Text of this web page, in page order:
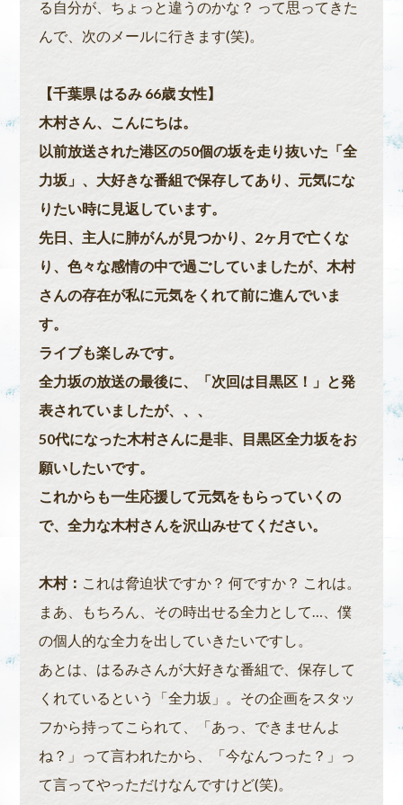
る自分が、ちょっと違うのかな？ って思ってきた
んで、次のメールに行きます(笑)。
【千葉県 はるみ 66歳 女性】
木村さん、こんにちは。
以前放送された港区の50個の坂を走り抜いた「全
力坂」、大好きな番組で保存してあり、元気にな
りたい時に見返しています。
先日、主人に肺がんが見つかり、2ヶ月で亡くな
り、色々な感情の中で過ごしていましたが、木村
さんの存在が私に元気をくれて前に進んでいま
す。
ライブも楽しみです。
全力坂の放送の最後に、「次回は目黒区！」と発
表されていましたが、、、
50代になった木村さんに是非、目黒区全力坂をお
願いしたいです。
これからも一生応援して元気をもらっていくの
で、全力な木村さんを沢山みせてください。
木村： これは脅迫状ですか？ 何ですか？ これは。
まあ、もちろん、その時出せる全力として…、僕
の個人的な全力を出していきたいですし。
あとは、はるみさんが大好きな番組で、保存して
くれているという「全力坂」。その企画をスタッ
フから持ってこられて、「あっ、できませんよ
ね？」って言われたから、「今なんつった？」っ
て言ってやっただけなんですけど(笑)。